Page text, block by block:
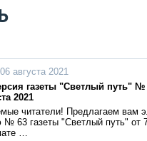
06 августа 2021
газеты "Светлый путь" №
2021
читатели! Предлагаем вам
№ 63 газеты "Светлый путь" от
…